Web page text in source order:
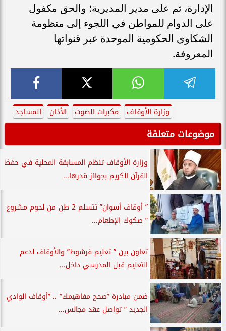
الإدارة، ثم على مدير المديرية؛ والحق مكفول
على الدوام للمواطن في اللجوء إلى منظومة
الشكاوى الحكومية الموحدة عبر قنواتها
المعروفة.
وزارة الأوقاف مكبرات الصوت الأذان المساجد
موضوعات متعلقة
وزارة الأوقاف تنظم المسابقة المحلية في حفظ
القرآن الكريم بجوائز قدرها...
” أوقاف أسوان” تتسلم 2 طن من لحوم مشروع
” صكوك الإطعام...
تعاون بين ” تعليم فرشوط” والأوقاف لدعم
التعليم قبل المدرسي داخل...
ضمن مبادرة ”صحح مفاهيمك” .. ”أوقاف الوادي
الجديد ” تواصل عقد مجالس...